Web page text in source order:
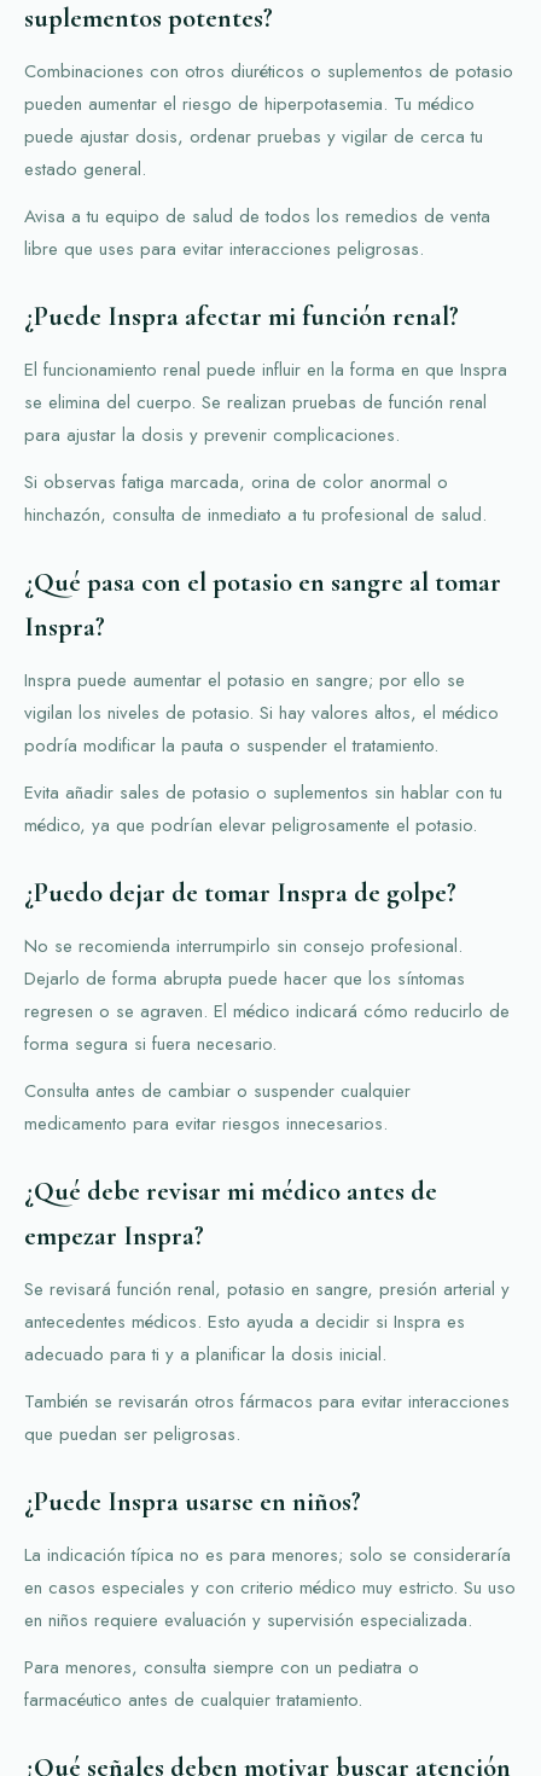
suplementos potentes?
Combinaciones con otros diuréticos o suplementos de potasio
pueden aumentar el riesgo de hiperpotasemia. Tu médico
puede ajustar dosis, ordenar pruebas y vigilar de cerca tu
estado general.
Avisa a tu equipo de salud de todos los remedios de venta
libre que uses para evitar interacciones peligrosas.
¿Puede Inspra afectar mi función renal?
El funcionamiento renal puede influir en la forma en que Inspra
se elimina del cuerpo. Se realizan pruebas de función renal
para ajustar la dosis y prevenir complicaciones.
Si observas fatiga marcada, orina de color anormal o
hinchazón, consulta de inmediato a tu profesional de salud.
¿Qué pasa con el potasio en sangre al tomar
Inspra?
Inspra puede aumentar el potasio en sangre; por ello se
vigilan los niveles de potasio. Si hay valores altos, el médico
podría modificar la pauta o suspender el tratamiento.
Evita añadir sales de potasio o suplementos sin hablar con tu
médico, ya que podrían elevar peligrosamente el potasio.
¿Puedo dejar de tomar Inspra de golpe?
No se recomienda interrumpirlo sin consejo profesional.
Dejarlo de forma abrupta puede hacer que los síntomas
regresen o se agraven. El médico indicará cómo reducirlo de
forma segura si fuera necesario.
Consulta antes de cambiar o suspender cualquier
medicamento para evitar riesgos innecesarios.
¿Qué debe revisar mi médico antes de
empezar Inspra?
Se revisará función renal, potasio en sangre, presión arterial y
antecedentes médicos. Esto ayuda a decidir si Inspra es
adecuado para ti y a planificar la dosis inicial.
También se revisarán otros fármacos para evitar interacciones
que puedan ser peligrosas.
¿Puede Inspra usarse en niños?
La indicación típica no es para menores; solo se consideraría
en casos especiales y con criterio médico muy estricto. Su uso
en niños requiere evaluación y supervisión especializada.
Para menores, consulta siempre con un pediatra o
farmacéutico antes de cualquier tratamiento.
¿Qué señales deben motivar buscar atención